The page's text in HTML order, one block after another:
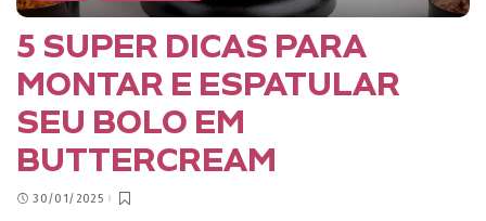
5 SUPER DICAS PARA
MONTAR E ESPATULAR
SEU BOLO EM
BUTTERCREAM
30/01/2025